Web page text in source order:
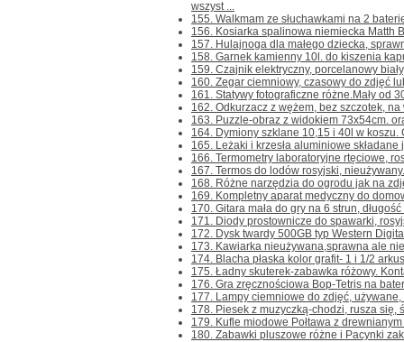
wszyst ...
155. Walkmam ze słuchawkami na 2
156. Kosiarka spalinowa niemiecka Matth
157. Hulajnoga dla małego dziecka,
158. Garnek kamienny 10l. do kiszenia
159. Czajnik elektryczny, porcelanowy
160. Zegar ciemniowy, czasowy do zdjęć
161. Statywy fotograficzne różne.Mały od
162. Odkurzacz z wężem, bez szczotek,
163. Puzzle-obraz z widokiem 73x54cm.
164. Dymiony szklane 10,15 i 40l w koszu.
165. Leżaki i krzesła aluminiowe
166. Termometry laboratoryjne rtęciowe,
167. Termos do lodów rosyjski,
168. Różne narzędzia do ogrodu jak na
169. Kompletny aparat medyczny do
170. Gitara mała do gry na 6 strun,
171. Diody prostownicze do spawarki,
172. Dysk twardy 500GB typ Western
173. Kawiarka nieużywana,sprawna ale
174. Blacha płaska kolor grafit- 1 i 1/2
175. Ładny skuterek-zabawka różowy.
176. Gra zręcznościowa Bop-Tetris na
177. Lampy ciemniowe do zdjęć,
178. Piesek z muzyczką-chodzi, rusza się,
179. Kufle miodowe Połtawa z
180. Zabawki pluszowe różne i Pacynki